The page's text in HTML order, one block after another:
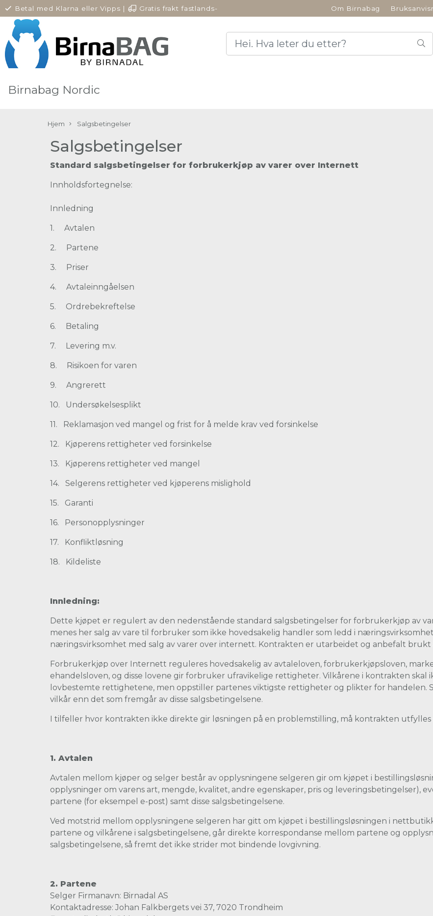
Betal med Klarna eller Vipps |
Gratis frakt fastlands-
Norge
Om Birnabag
Birnabag Nordic
Hjem Salgsbetingelser
Salgsbetingelser
Standard salgsbetingelser for forbrukerkjøp av varer over Internett
Innholdsfortegnelse:
Innledning
1. Avtalen
2. Partene
3. Priser
4. Avtaleinngåelsen
5. Ordrebekreftelse
6. Betaling
7. Levering m.v.
8. Risikoen for varen
9. Angrerett
10. Undersøkelsesplikt
11. Reklamasjon ved mangel og frist for å melde krav ved forsinkelse
12. Kjøperens rettigheter ved forsinkelse
13. Kjøperens rettigheter ved mangel
14. Selgerens rettigheter ved kjøperens mislighold
15. Garanti
16. Personopplysninger
17. Konfliktløsning
18. Kildeliste
Innledning:
Dette kjøpet er regulert av den nedenstående standard salgsbetingelser for forbrukerkjøp av
menes her salg av vare til forbruker som ikke hovedsakelig handler som ledd i
næringsvirksomhet med salg av varer over internett. Kontrakten er utarbeidet og anbefalt
Forbrukerkjøp over Internett reguleres hovedsakelig av avtaleloven, forbrukerkjøpsloven,
ehandelsloven, og disse lovene gir forbruker ufravikelige rettigheter. Vilkårene i kontrakten skal
lovbestemte rettighetene, men oppstiller partenes viktigste rettigheter og plikter for handelen.
vilkår enn det som fremgår av disse salgsbetingelsene.
I tilfeller hvor kontrakten ikke direkte gir løsningen på en problemstilling, må kontrakten
1. Avtalen
Avtalen mellom kjøper og selger består av opplysningene selgeren gir om kjøpet i
opplysninger om varens art, mengde, kvalitet, andre egenskaper, pris og leveringsbetingelser),
partene (for eksempel e-post) samt disse salgsbetingelsene.
Ved motstrid mellom opplysningene selgeren har gitt om kjøpet i bestillingsløsningen i
partene og vilkårene i salgsbetingelsene, går direkte korrespondanse mellom partene og
salgsbetingelsene, så fremt det ikke strider mot bindende lovgivning.
2. Partene
Selger Firmanavn: Birnadal AS
Kontaktadresse: Johan Falkbergets vei 37, 7020 Trondheim